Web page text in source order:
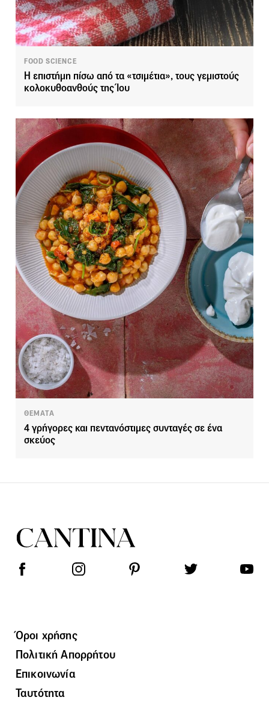
FOOD SCIENCE
Η επιστήμη πίσω από τα «τσιμέτια», τους γεμιστούς
κολοκυθοανθούς της Ίου
ΘΕΜΑΤΑ
4 γρήγορες και πεντανόστιμες συνταγές σε ένα
σκεύος
Όροι χρήσης
Πολιτική Απορρήτου
Επικοινωνία
Ταυτότητα